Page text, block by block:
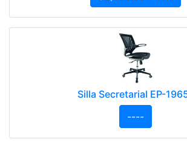
Silla Secretarial EP-
----